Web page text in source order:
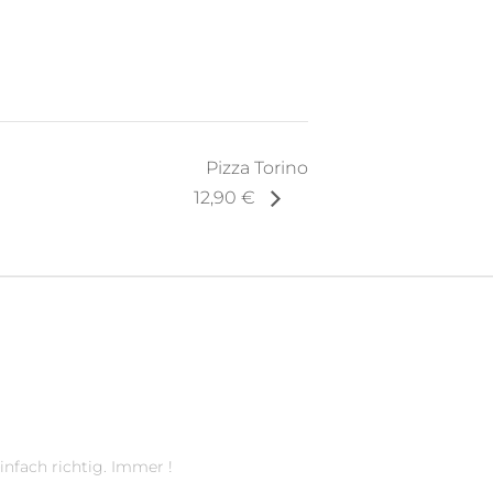
Pizza Torino
12,90 €
richtig. Immer !